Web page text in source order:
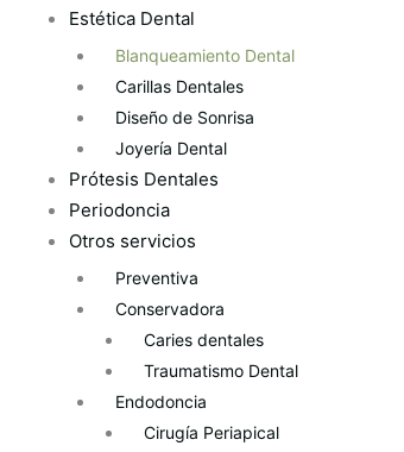
Estética Dental
Blanqueamiento Dental
Carillas Dentales
Diseño de Sonrisa
Joyería Dental
Prótesis Dentales
Periodoncia
Otros servicios
Preventiva
Conservadora
Caries dentales
Traumatismo Dental
Endodoncia
Cirugía Periapical